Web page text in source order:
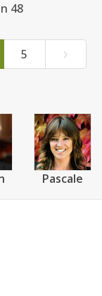
48
5 ›
Pascale